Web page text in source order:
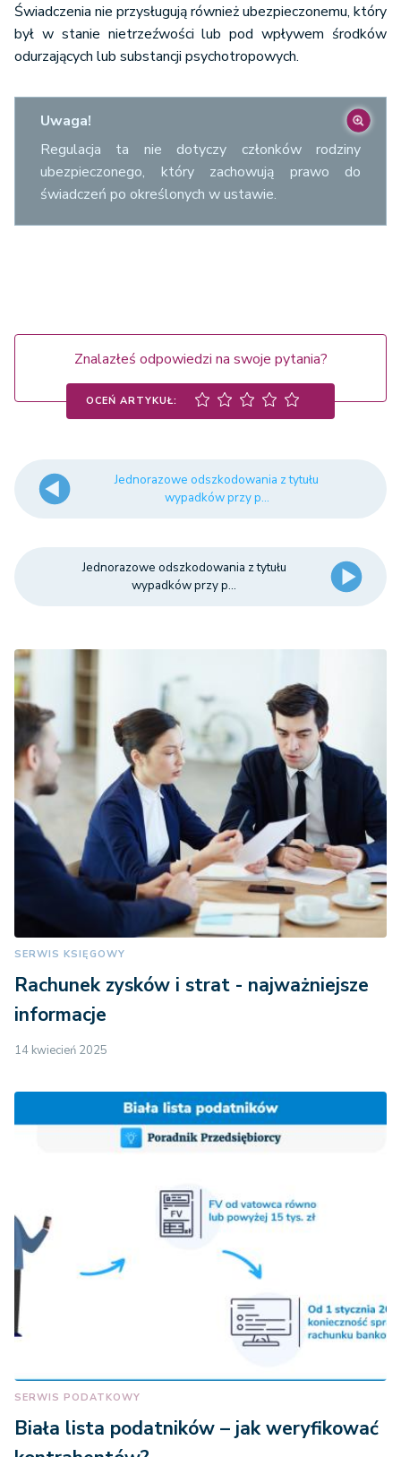
11.287 zł 11.898 zł
pracy oraz
niezdolności do
samodzielnej
wskutek
pogorszenia się
stanu zdrowia
rencisty
gdy do
dziecko
zmarłego
ubezpieczonego
lub rencisty
jednorazowego
zmarłego
ubezpieczonego
58.050 zł 61.191 zł
gdy do
jednorazowego
odszkodowania
uprawnieni są
równocześnie
małżonek i
jedno lub więcej
dzieci zmarłego
ubezpieczonego
lub rencisty,
oraz
11.287 zł lub
odszkodowania
przysługującego
na każde z tych
gdy do
jest
równocześnie
dwoje lub
ubezpieczonego
lub rencisty,
Świadczenia nie przysługują również ubezpieczonemu, który
był w stanie nietrzeźwości lub pod wpływem środków
odurzających lub substancji psychotropowych.
Uwaga!
Regulacja ta nie dotyczy członków rodziny
ubezpieczonego, który zachowują prawo do
świadczeń po określonych w ustawie.
Znalazłeś odpowiedzi na swoje pytania?
OCEŃ ARTYKUŁ:
Jednorazowe odszkodowania z tytułu
wypadków przy p...
Jednorazowe odszkodowania z tytułu
wypadków przy p...
SERWIS KSIĘGOWY
Rachunek zysków i strat - najważniejsze
informacje
14 kwiecień 2025
SERWIS PODATKOWY
Biała lista podatników – jak weryfikować